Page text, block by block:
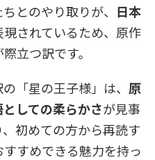
とのやり取りが、 日本
されているため、原作
立つ訳です。
「星の王子様」は、 原
としての柔らかさが見事
初めての方から再読す
すめできる魅力を持っ